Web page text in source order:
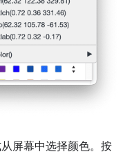
屏幕中选择颜色。按